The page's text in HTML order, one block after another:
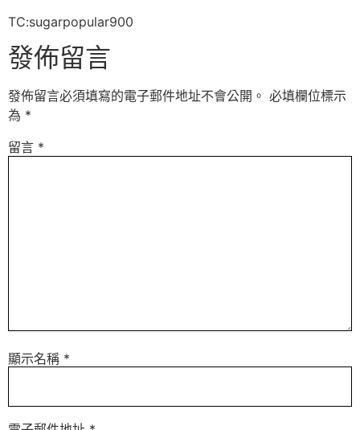
TC:sugarpopular900
發佈留言
發佈留言必須填寫的電子郵件地址不會公開。 必填欄位標示
為 *
留言 *
顯示名稱 *